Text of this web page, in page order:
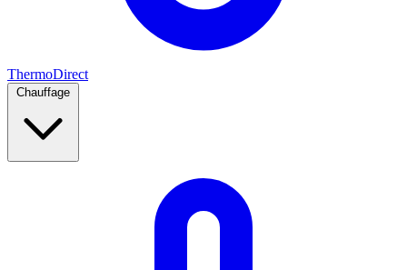
ThermoDirect